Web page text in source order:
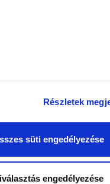
Részletek
süti engedélyezése
engedélyezése
BUDAPEST - FEHÉRVÁR FC